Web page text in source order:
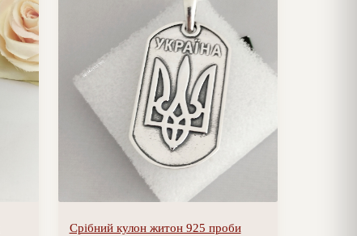
Срібний кулон житон 925 проби